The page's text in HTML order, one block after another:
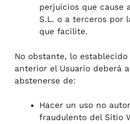
perjuicios que cause
S.L. o a terceros por
que facilite.
No obstante, lo
anterior el Usuario deberá
abstenerse de:
Hacer un uso no
fraudulento del Sitio